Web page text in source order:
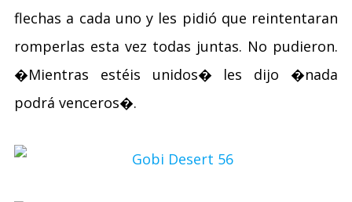
flechas a cada uno y les pidió que reintentaran
romperlas esta vez todas juntas. No pudieron.
�Mientras estéis unidos� les dijo �nada
podrá venceros�.